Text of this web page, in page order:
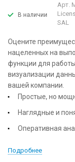
В наличии
Арт.
SAL
Оцените
нацеленных на
функции для
визуализации
вашей компании.
Простые, но
Наглядные и
Оперативная
Подробнее